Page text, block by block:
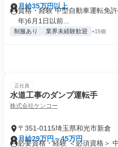
月給35万円以上
資格・経験 中型自動車運転免
年)6月1日以前...
制服あり 業界未経験歓迎 +15個
正社員
水道工事のダンプ運転手
株式会社ケンコー
〒351-0115埼玉県和光市新倉
月給29万円～45万円
必要資格・経験 ＜必須資格＞